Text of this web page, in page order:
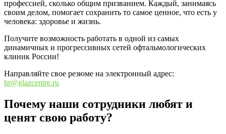
профессией, сколько общим призванием. Каждый, занимаясь
своим делом, помогает сохранить то самое ценное, что есть у
человека: здоровье и жизнь.
Получите возможность работать в одной из самых
динамичных и прогрессивных сетей офтальмологических
клиник России!
Направляйте свое резюме на электронный адрес:
hr@glazcentre.ru
Почему наши сотрудники любят и
ценят свою работу?